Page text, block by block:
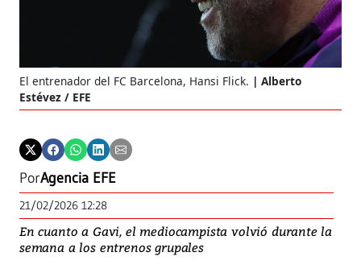
El entrenador del FC Barcelona, Hansi Flick.
Alberto
Estévez / EFE
PorAgencia EFE
21/02/2026 12:28
En cuanto a Gavi, el mediocampista volvió durante la
semana a los entrenos grupales